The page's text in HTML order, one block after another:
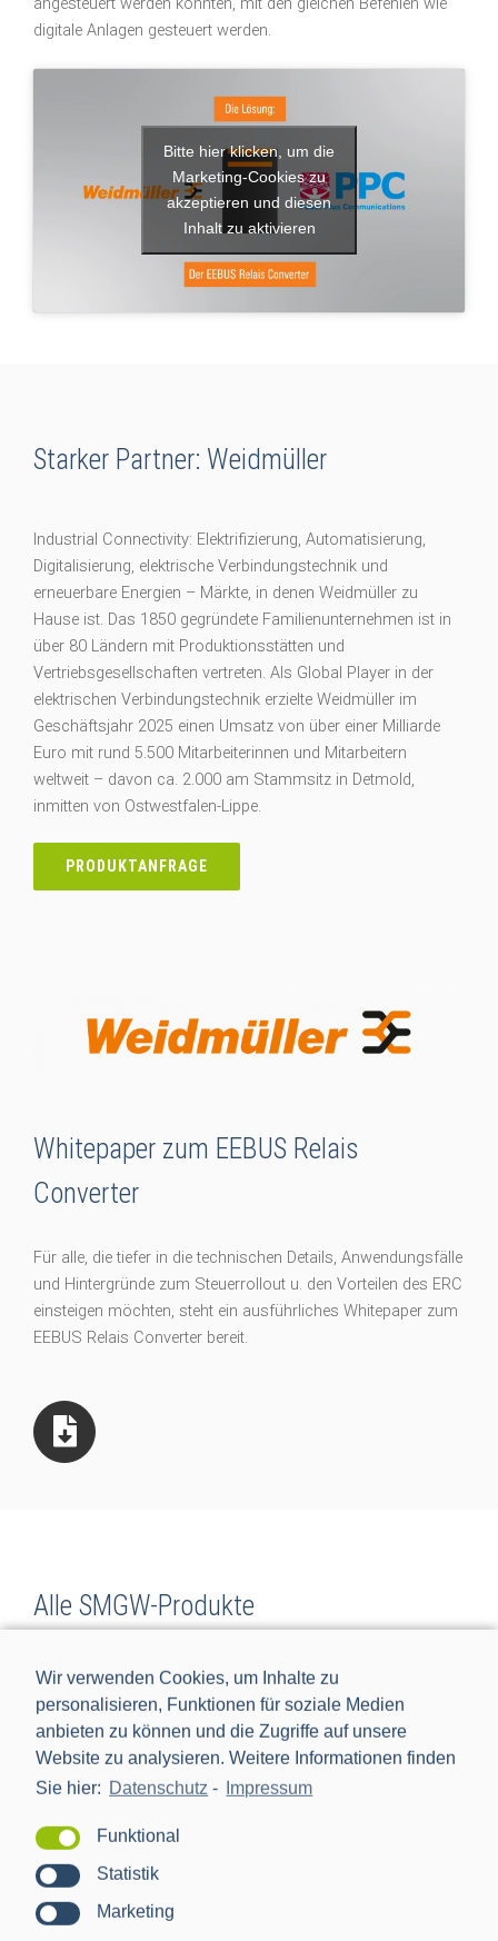
Wir verwenden Cookies, um Inhalte zu
personalisieren, Funktionen für soziale Medien
anbieten zu können und die Zugriffe auf unsere
Website zu analysieren. Weitere Informationen finden
Sie hier: Datenschutz - Impressum
Funktional
Statistik
Marketing
angesteuert werden konnten, mit den gleichen Befehlen wie
digitale Anlagen gesteuert werden.
Bitte hier klicken, um die
Marketing-Cookies zu
akzeptieren und diesen
Inhalt zu aktivieren
Starker Partner: Weidmüller
Industrial Connectivity: Elektrifizierung, Automatisierung,
Digitalisierung, elektrische Verbindungstechnik und
erneuerbare Energien – Märkte, in denen Weidmüller zu
Hause ist. Das 1850 gegründete Familienunternehmen ist in
über 80 Ländern mit Produktionsstätten und
Vertriebsgesellschaften vertreten. Als Global Player in der
elektrischen Verbindungstechnik erzielte Weidmüller im
Geschäftsjahr 2025 einen Umsatz von über einer Milliarde
Euro mit rund 5.500 Mitarbeiterinnen und Mitarbeitern
weltweit – davon ca. 2.000 am Stammsitz in Detmold,
inmitten von Ostwestfalen-Lippe.
PRODUKTANFRAGE
Whitepaper zum EEBUS Relais
Converter
Für alle, die tiefer in die technischen Details, Anwendungsfälle
und Hintergründe zum Steuerrollout u. den Vorteilen des ERC
einsteigen möchten, steht ein ausführliches Whitepaper zum
EEBUS Relais Converter bereit.
Alle SMGW-Produkte
Antennen